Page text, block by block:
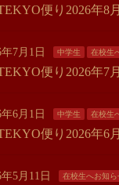
便り2026年8
7月1日 中学生 在校生
便り2026年7
6月1日 中学生 在校生
便り2026年6
5月11日 在校生へお知ら